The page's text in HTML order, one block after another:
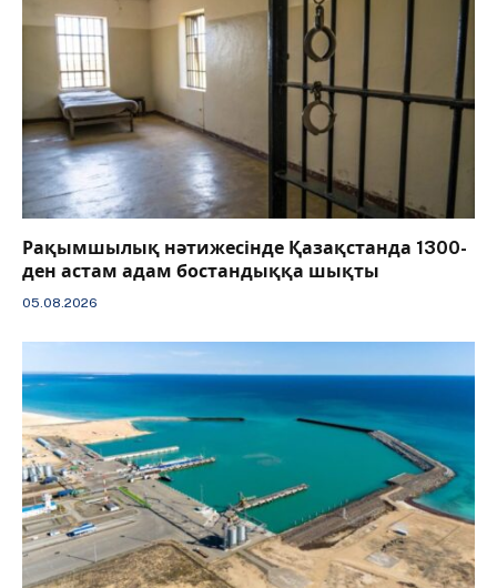
Рақымшылық нәтижесінде Қазақстанда 1300-
ден астам адам бостандыққа шықты
05.08.2026